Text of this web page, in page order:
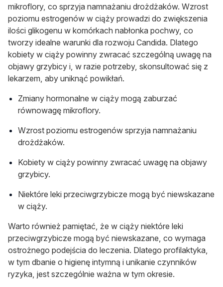
mikroflory, co sprzyja namnażaniu drożdżaków. Wzrost
poziomu estrogenów w ciąży prowadzi do zwiększenia
ilości glikogenu w komórkach nabłonka pochwy, co
tworzy idealne warunki dla rozwoju Candida. Dlatego
kobiety w ciąży powinny zwracać szczególną uwagę na
objawy grzybicy i, w razie potrzeby, skonsultować się z
lekarzem, aby uniknąć powikłań.
Zmiany hormonalne w ciąży mogą zaburzać
równowagę mikroflory.
Wzrost poziomu estrogenów sprzyja namnażaniu
drożdżaków.
Kobiety w ciąży powinny zwracać uwagę na objawy
grzybicy.
Niektóre leki przeciwgrzybicze mogą być niewskazane
w ciąży.
Warto również pamiętać, że w ciąży niektóre leki
przeciwgrzybicze mogą być niewskazane, co wymaga
ostrożnego podejścia do leczenia. Dlatego profilaktyka,
w tym dbanie o higienę intymną i unikanie czynników
ryzyka, jest szczególnie ważna w tym okresie.